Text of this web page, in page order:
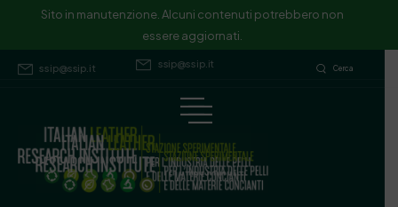
Sito in manutenzione. Alcuni contenuti potrebbero non
essere aggiornati.
ssip@ssip.it Cerca
Sito in manutenzione. Alcuni contenuti potrebbero non essere
aggiornati.
ssip@ssip.it